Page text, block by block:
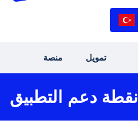
منصة تمويل
نقطة دعم التطبيق